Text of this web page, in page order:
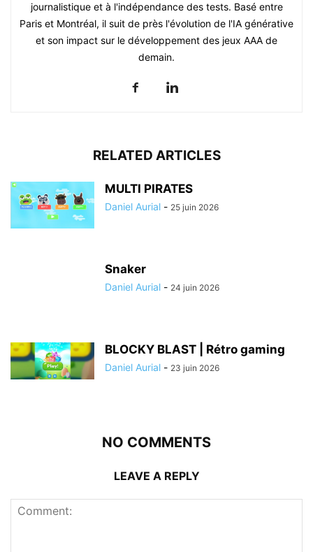
journalistique et à l'indépendance des tests. Basé entre
Paris et Montréal, il suit de près l'évolution de l'IA générative
et son impact sur le développement des jeux AAA de
demain.
RELATED ARTICLES
MULTI PIRATES
Daniel Aurial - 25 juin 2026
Snaker
Daniel Aurial - 24 juin 2026
BLOCKY BLAST | Rétro gaming
Daniel Aurial - 23 juin 2026
NO COMMENTS
LEAVE A REPLY